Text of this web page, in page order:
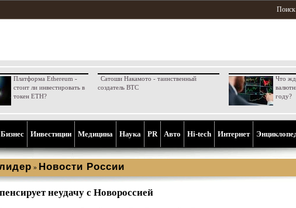
Поиск
Платформа Ethereum -
стоит ли инвестировать в
токен ETH?
Сатоши Накамото - таинственный
создатель BTC
Что
году?
Бизнес Инвестиции Медицина Наука PR Aвто Hi-tech Интернет
» Новости России
неудачу с Новороссией